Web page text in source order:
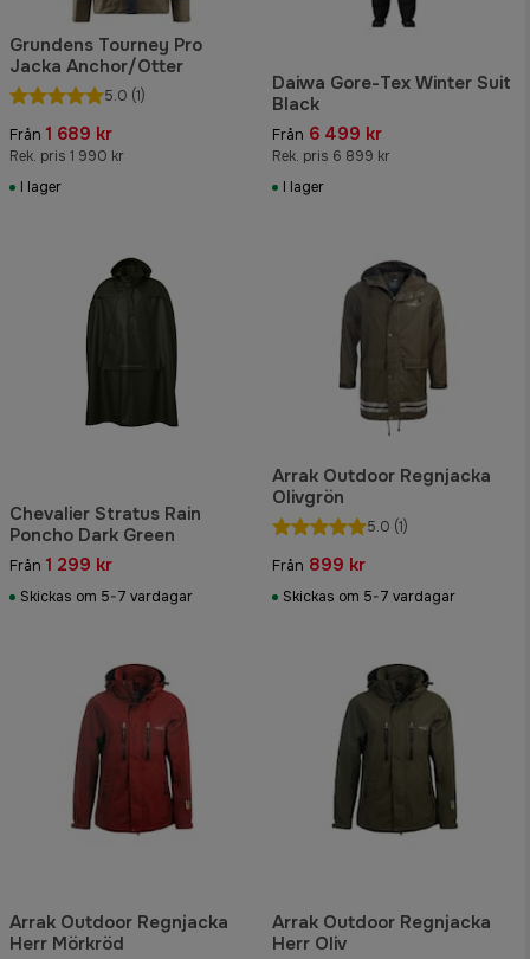
Grundens Tourney Pro
Jacka Anchor/Otter
5.0 (1)
Från 1 689 kr
Rek. pris 1 990 kr
I lager
Daiwa Gore-Tex Winter Suit
Black
Från 6 499 kr
Rek. pris 6 899 kr
I lager
Chevalier Stratus Rain
Poncho Dark Green
Från 1 299 kr
Skickas om 5-7 vardagar
Arrak Outdoor Regnjacka
Olivgrön
5.0 (1)
Från 899 kr
Skickas om 5-7 vardagar
Arrak Outdoor Regnjacka
Herr Mörkröd
Arrak Outdoor Regnjacka
Herr Oliv